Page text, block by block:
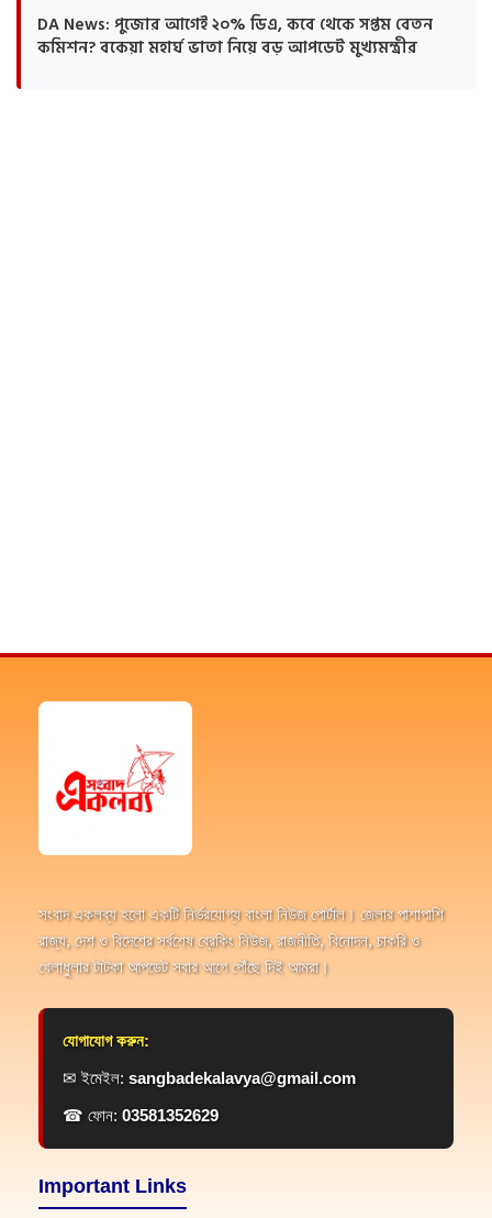
DA News: পুজোর আগেই ২০% ডিএ, কবে থেকে সপ্তম বেতন
কমিশন? বকেয়া মহার্ঘ ভাতা নিয়ে বড় আপডেট মুখ্যমন্ত্রীর
সংবাদ একলব্য হলো একটি নির্ভরযোগ্য বাংলা নিউজ পোর্টাল। জেলার পাশাপাশি
রাজ্য, দেশ ও বিদেশের সর্বশেষ ব্রেকিং নিউজ, রাজনীতি, বিনোদন, চাকরি ও
খেলাধুলার টাটকা আপডেট সবার আগে পৌঁছে দিই আমরা।
যোগাযোগ করুন:
✉ ইমেইল: sangbadekalavya@gmail.com
☎ ফোন: 03581352629
Important Links